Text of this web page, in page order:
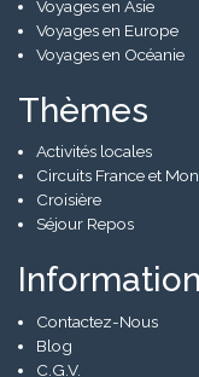
Voyages en Asie
Voyages en Europe
Voyages en Océanie
Thèmes
Activités locales
Circuits France et
Croisière
Séjour Repos
Contactez-Nous
Blog
C.G.V.